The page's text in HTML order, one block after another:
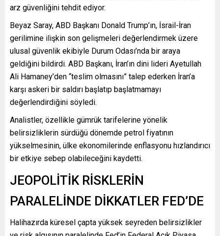
arz güvenliğini tehdit ediyor.
Beyaz Saray, ABD Başkanı Donald Trump’ın, İsrail-İran
gerilimine ilişkin son gelişmeleri değerlendirmek üzere
ulusal güvenlik ekibiyle Durum Odası’nda bir araya
geldiğini bildirdi. ABD Başkanı, İran’ın dini lideri Ayetullah
Ali Hamaney’den “teslim olmasını” talep ederken İran’a
karşı askeri bir saldırı başlatıp başlatmamayı
değerlendirdiğini söyledi.
Analistler, özellikle gümrük tarifelerine yönelik
belirsizliklerin sürdüğü dönemde petrol fiyatının
yükselmesinin, ülke ekonomilerinde enflasyonu hızlandırıcı
bir etkiye sebep olabileceğini kaydetti.
JEOPOLİTİK RİSKLERİN
PARALELİNDE DİKKATLER FED’DE
Halihazırda küresel çapta yüksek seyreden belirsizlikler